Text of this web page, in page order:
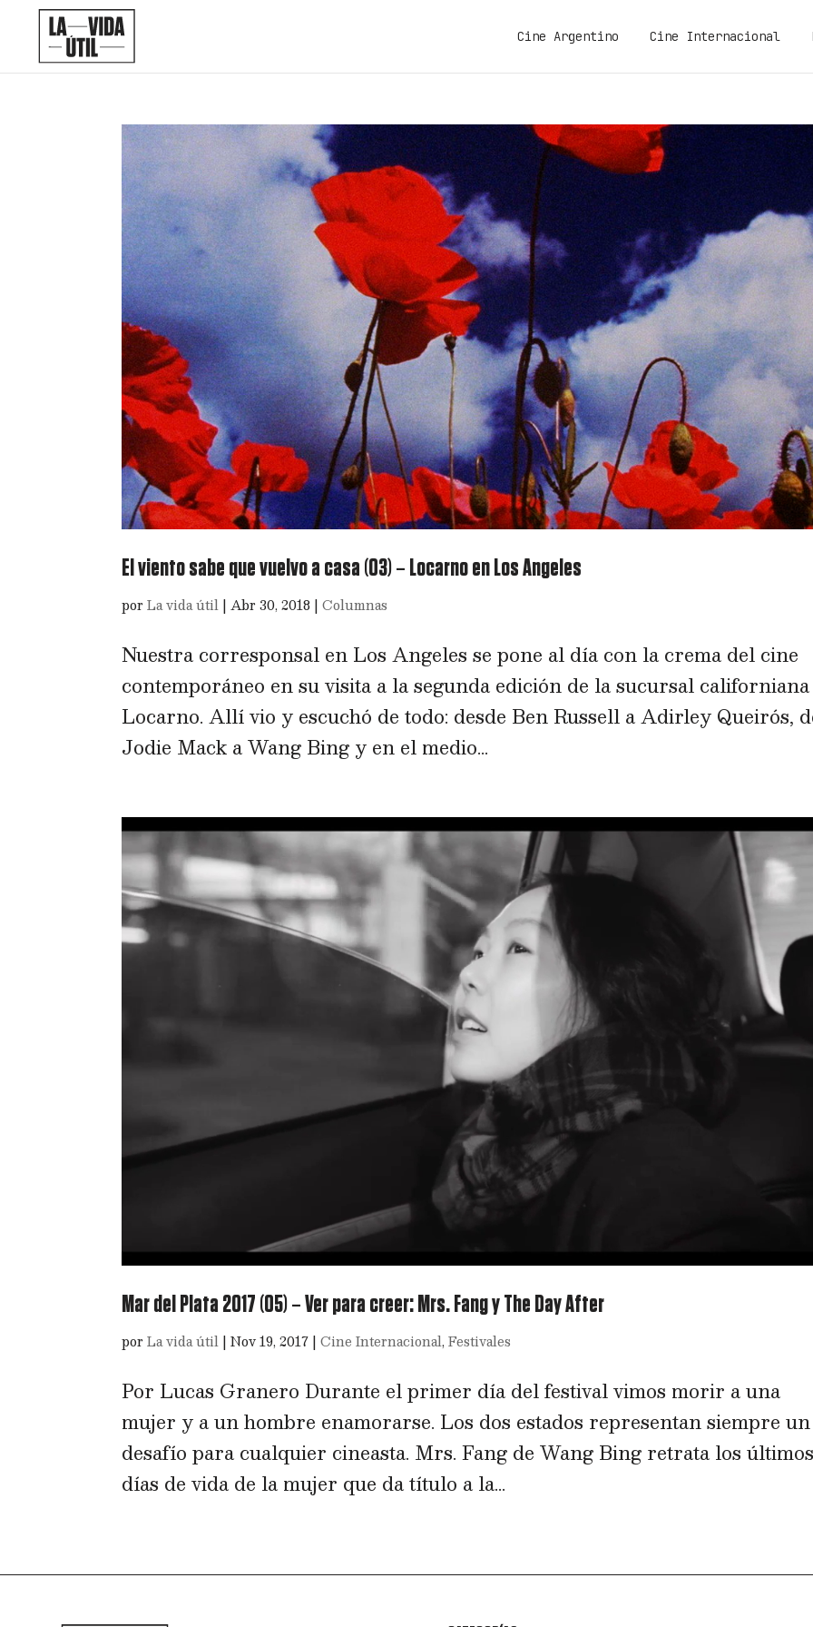
Cine Argentino Cine Internacional
El viento sabe que vuelvo a casa (03) – Locarno en Los Angeles
porLa vida útil |Abr 30, 2018 |Columnas
Nuestra corresponsal en Los Angeles se pone al día con la crema del cine
contemporáneo en su visita a la segunda edición de la sucursal
Locarno. Allí vio y escuchó de todo: desde Ben Russell a Adirley Queirós,
Jodie Mack a Wang Bing y en el medio...
Mar del Plata 2017 (05) – Ver para creer: Mrs. Fang y The Day After
porLa vida útil |Nov 19, 2017 |Cine Internacional,Festivales
Por Lucas Granero Durante el primer día del festival vimos morir a una
mujer y a un hombre enamorarse. Los dos estados representan siempre un
desafío para cualquier cineasta. Mrs. Fang de Wang Bing retrata los
días de vida de la mujer que da título a la...